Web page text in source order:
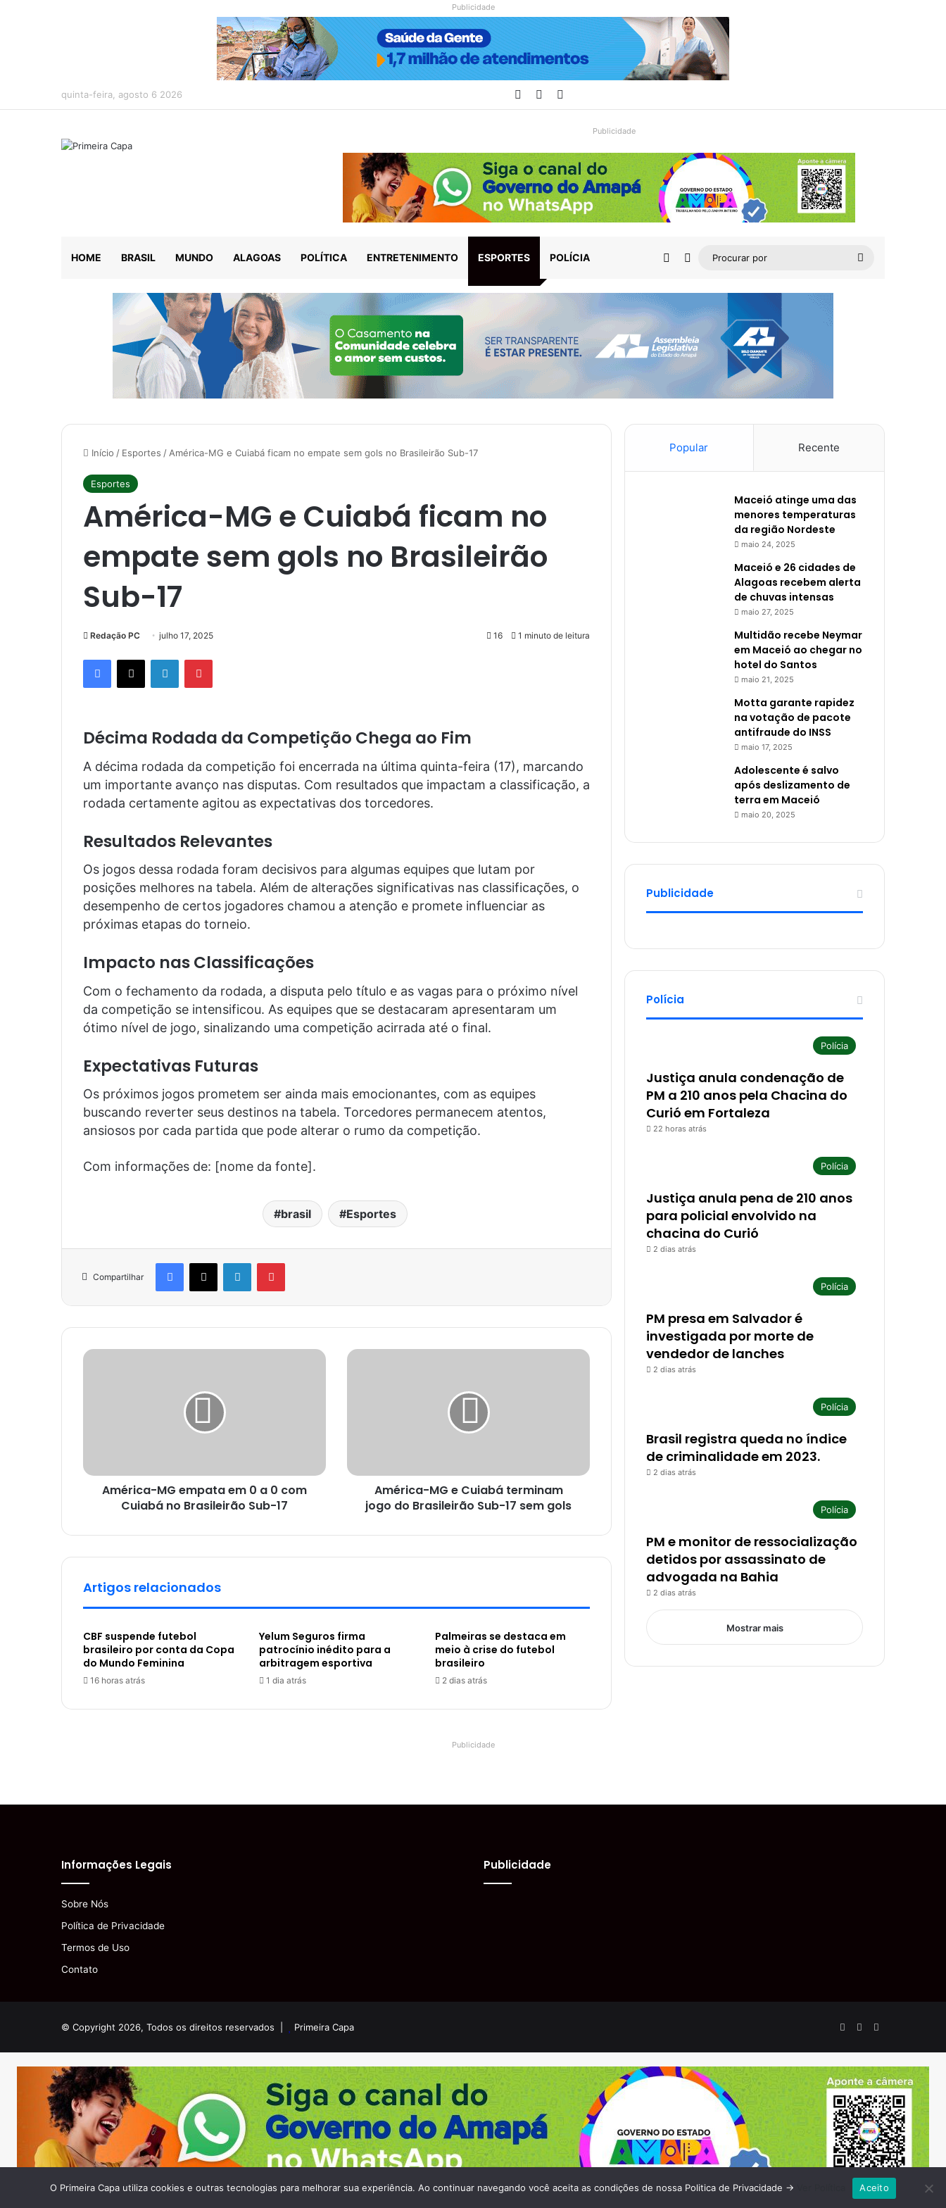
Publicidade
quinta-feira, agosto 6 2026 Facebook
YouTube
Publicidade
HOME BRASIL MUNDO ALAGOAS POLÍTICA ENTRETENIMENTO ESPORTES POLÍCIA Barra Lateral
Switch skin
Procurar
Início / Esportes /América-MG e Cuiabá ficam no empate sem gols no Brasileirão Sub-17
Esportes
América-MG e Cuiabá ficam no
empate sem gols no Brasileirão
Sub-17
Redação PC julho 17, 2025 16 1 minuto de leitura
Facebook
X LinkedinPinterest
Décima Rodada da Competição Chega ao Fim
A décima rodada da competição foi encerrada na última quinta-feira (17), marcando
um importante avanço nas disputas. Com resultados que impactam a classificação, a
rodada certamente agitou as expectativas dos torcedores.
Resultados Relevantes
Os jogos dessa rodada foram decisivos para algumas equipes que lutam por
posições melhores na tabela. Além de alterações significativas nas classificações, o
desempenho de certos jogadores chamou a atenção e promete influenciar as
próximas etapas do torneio.
Impacto nas Classificações
Com o fechamento da rodada, a disputa pelo título e as vagas para o próximo nível
da competição se intensificou. As equipes que se destacaram apresentaram um
ótimo nível de jogo, sinalizando uma competição acirrada até o final.
Expectativas Futuras
Os próximos jogos prometem ser ainda mais emocionantes, com as equipes
buscando reverter seus destinos na tabela. Torcedores permanecem atentos,
ansiosos por cada partida que pode alterar o rumo da competição.
Com informações de: [nome da fonte].
brasil Esportes
Compartilhar
Facebook
X LinkedinPinterest
América-MG empata em 0 a 0 com
Cuiabá no Brasileirão Sub-17
América-MG e Cuiabá terminam
jogo do Brasileirão Sub-17 sem gols
Artigos relacionados
CBF suspende futebol
brasileiro por conta da Copa
do Mundo Feminina
16 horas atrás
Yelum Seguros firma
patrocínio inédito para a
arbitragem esportiva
1 dia atrás
Palmeiras se destaca em
meio à crise do futebol
brasileiro
2 dias atrás
Popular Recente
Maceió atinge uma das
menores temperaturas
da região Nordeste
maio 24, 2025
Maceió e 26 cidades de
Alagoas recebem alerta
de chuvas intensas
maio 27, 2025
Multidão recebe Neymar
em Maceió ao chegar no
hotel do Santos
maio 21, 2025
Motta garante rapidez
na votação de pacote
antifraude do INSS
maio 17, 2025
Adolescente é salvo
após deslizamento de
terra em Maceió
maio 20, 2025
Publicidade
Polícia
Polícia
Justiça anula condenação de
PM a 210 anos pela Chacina do
Curió em Fortaleza
22 horas atrás
Polícia
Justiça anula pena de 210 anos
para policial envolvido na
chacina do Curió
2 dias atrás
Polícia
PM presa em Salvador é
investigada por morte de
vendedor de lanches
2 dias atrás
Polícia
Brasil registra queda no índice
de criminalidade em 2023.
2 dias atrás
Polícia
PM e monitor de ressocialização
detidos por assassinato de
advogada na Bahia
2 dias atrás
Mostrar mais
Publicidade
Informações Legais
Sobre Nós
Política de Privacidade
Termos de Uso
Contato
Publicidade
© Copyright 2026, Todos os direitos reservados | Primeira Capa FacebookYouTube
O Primeira Capa utiliza cookies e outras tecnologias para melhorar sua experiência. Ao continuar navegando você aceita as condições de nossa Politica de Privacidade -> Aceito